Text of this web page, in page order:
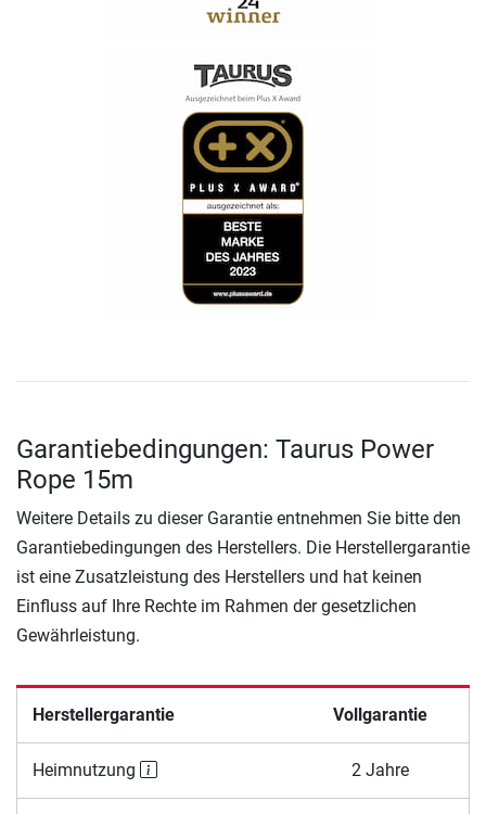
Garantiebedingungen: Taurus Power
Rope 15m
Weitere Details zu dieser Garantie entnehmen Sie bitte den
Garantiebedingungen des Herstellers. Die Herstellergarantie
ist eine Zusatzleistung des Herstellers und hat keinen
Einfluss auf Ihre Rechte im Rahmen der gesetzlichen
Gewährleistung.
Herstellergarantie Vollgarantie
Heimnutzung 2 Jahre